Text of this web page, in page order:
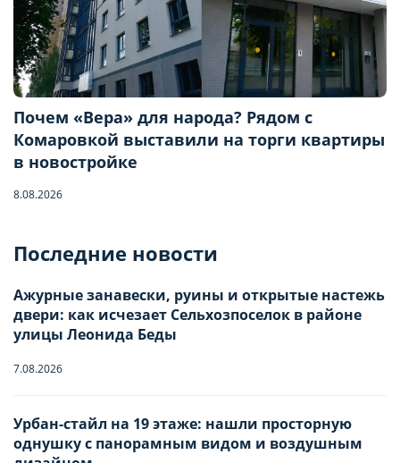
Почем «Вера» для народа? Рядом с
Комаровкой выставили на торги квартиры
в новостройке
8.08.2026
Последние новости
Ажурные занавески, руины и открытые настежь
двери: как исчезает Сельхозпоселок в районе
улицы Леонида Беды
7.08.2026
Урбан-стайл на 19 этаже: нашли просторную
однушку с панорамным видом и воздушным
Бронирование квартиры
Отправьте запрос, чтобы забронировать
Количество гостей
Взрослые - 0 +
НАСТРОЙТЕ ПАРАМЕТРЫ
НАСТРОЙТЕ ПАРАМЕТРЫ